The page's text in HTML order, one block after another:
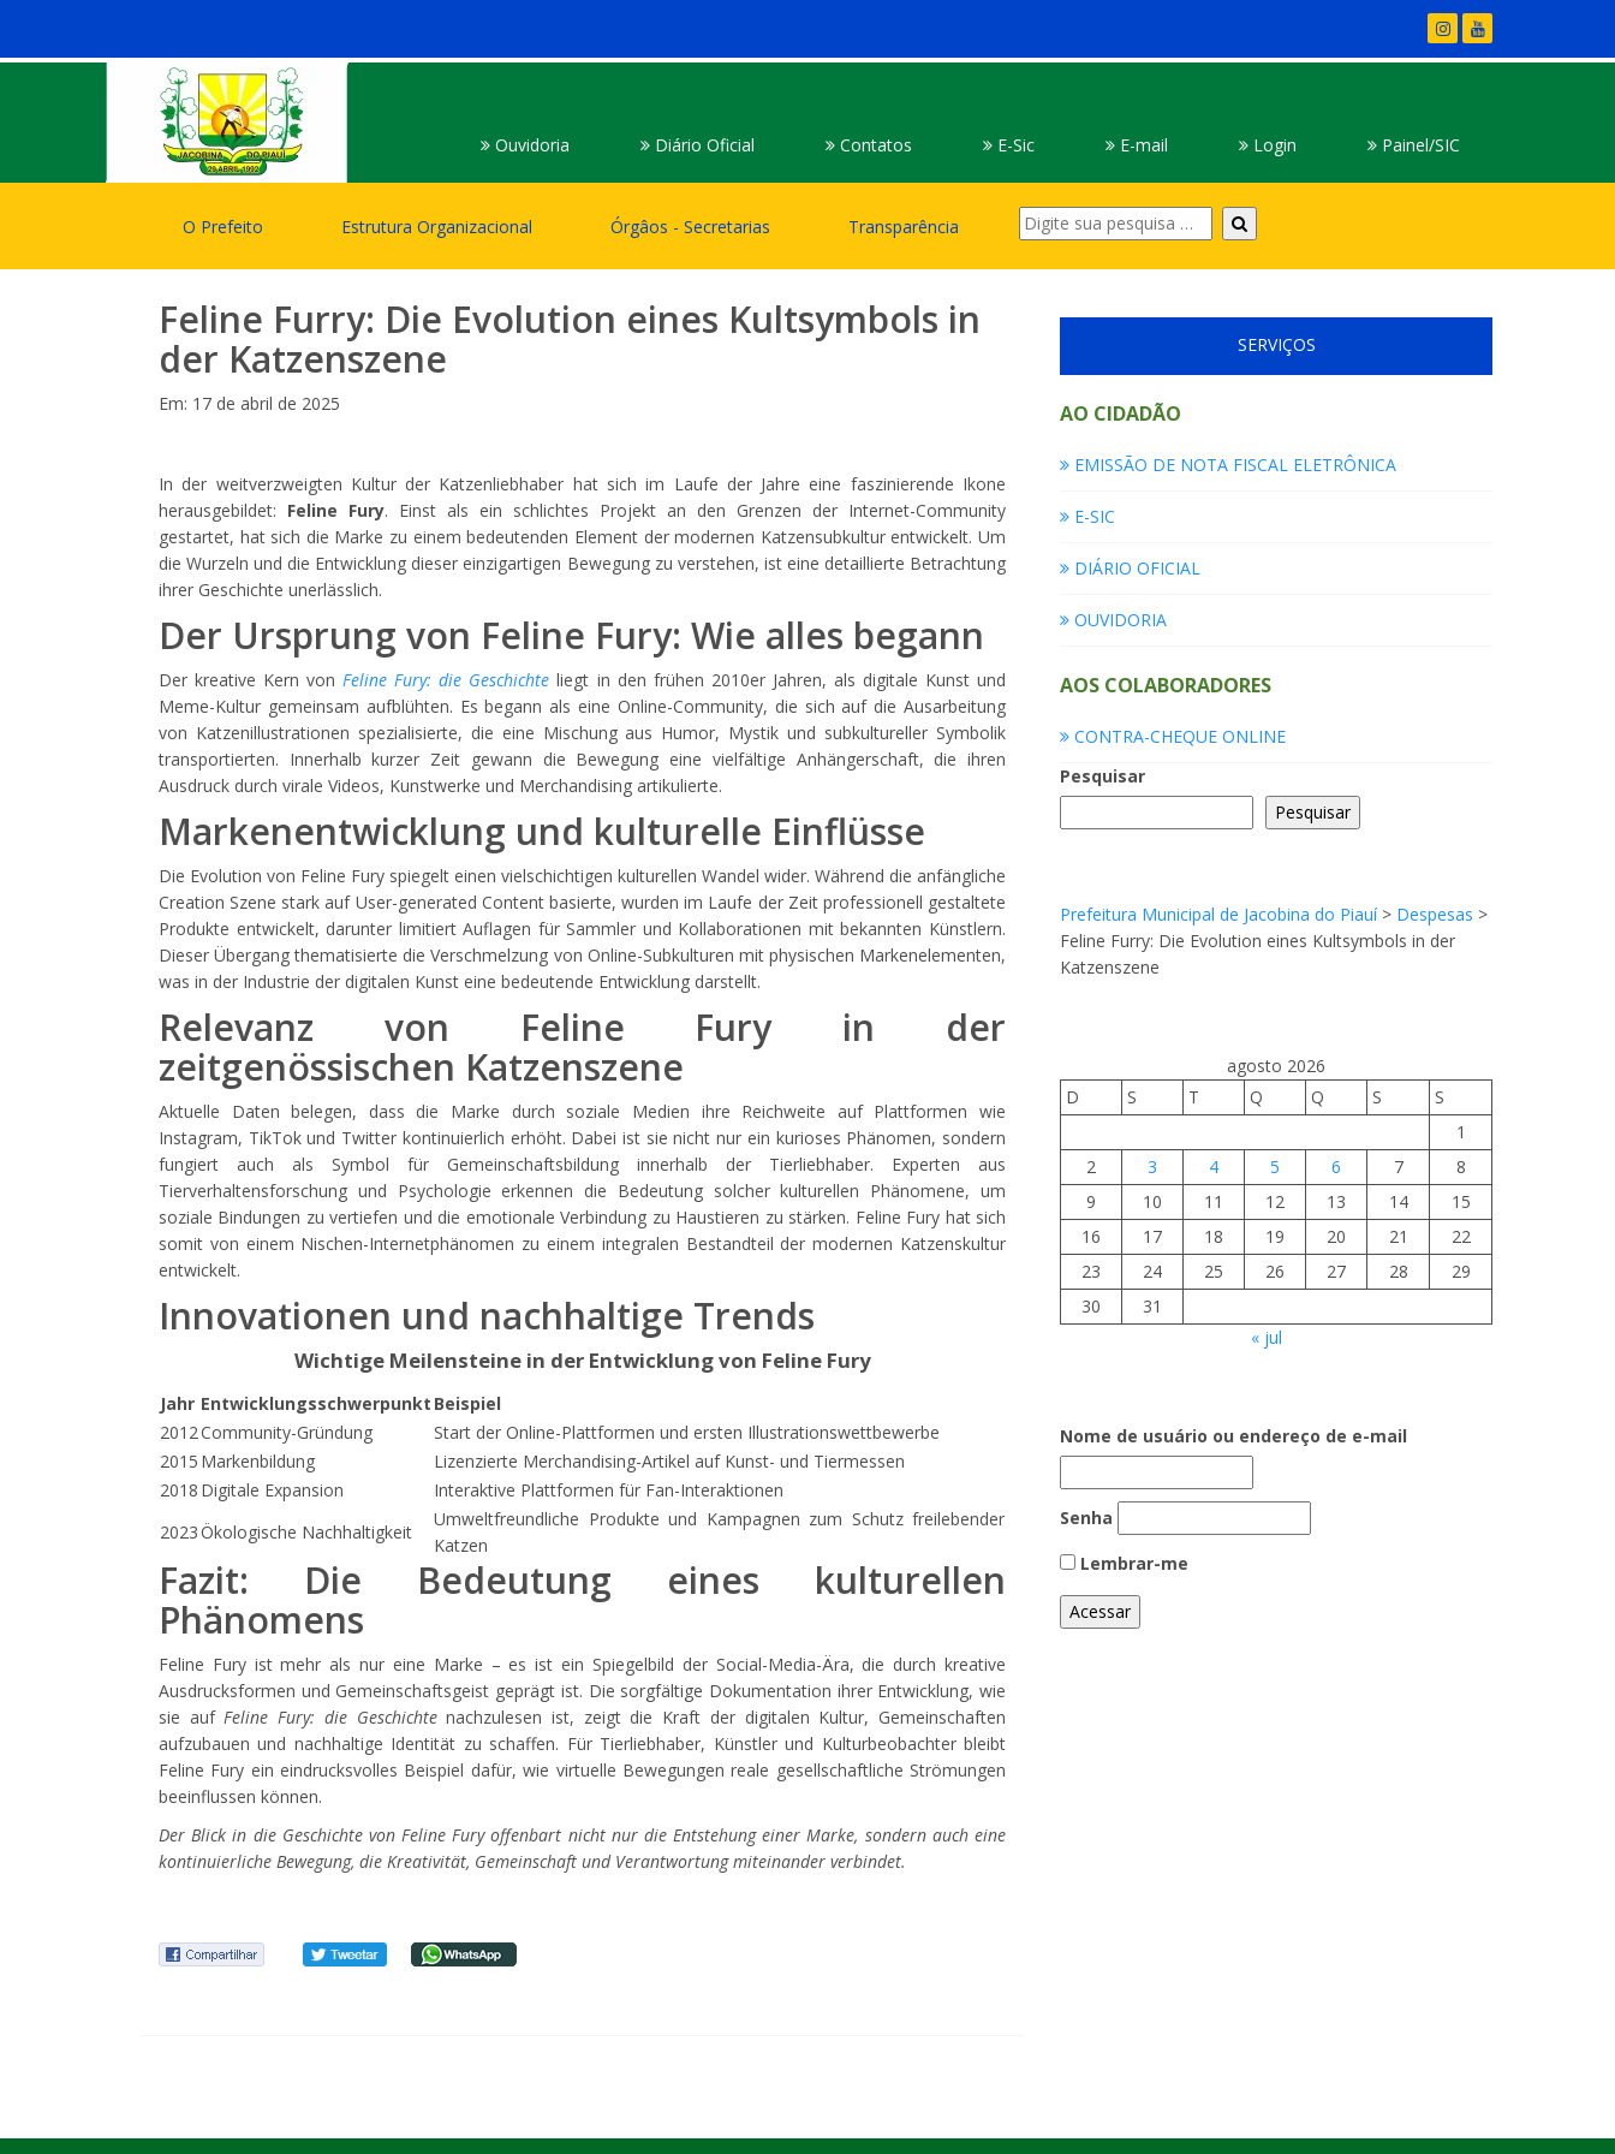
Ouvidoria Diário Oficial Contatos E-Sic E-mail Login Painel/SIC
O Prefeito Estrutura Organizacional Órgâos - Secretarias Transparência
Digite
sua
pesquisa
Feline Furry: Die Evolution eines Kultsymbols in
der Katzenszene
Em: 17 de abril de 2025
In der weitverzweigten Kultur der Katzenliebhaber hat sich im Laufe der Jahre eine faszinierende Ikone
herausgebildet: Feline Fury. Einst als ein schlichtes Projekt an den Grenzen der Internet-Community
gestartet, hat sich die Marke zu einem bedeutenden Element der modernen Katzensubkultur entwickelt. Um
die Wurzeln und die Entwicklung dieser einzigartigen Bewegung zu verstehen, ist eine detaillierte Betrachtung
ihrer Geschichte unerlässlich.
Der Ursprung von Feline Fury: Wie alles begann
Der kreative Kern vonFeline Fury: die Geschichte liegt in den frühen 2010er Jahren, als digitale Kunst und
Meme-Kultur gemeinsam aufblühten. Es begann als eine Online-Community, die sich auf die Ausarbeitung
von Katzenillustrationen spezialisierte, die eine Mischung aus Humor, Mystik und subkultureller Symbolik
transportierten. Innerhalb kurzer Zeit gewann die Bewegung eine vielfältige Anhängerschaft, die ihren
Ausdruck durch virale Videos, Kunstwerke und Merchandising artikulierte.
Markenentwicklung und kulturelle Einflüsse
Die Evolution von Feline Fury spiegelt einen vielschichtigen kulturellen Wandel wider. Während die anfängliche
Creation Szene stark auf User-generated Content basierte, wurden im Laufe der Zeit professionell gestaltete
Produkte entwickelt, darunter limitiert Auflagen für Sammler und Kollaborationen mit bekannten Künstlern.
Dieser Übergang thematisierte die Verschmelzung von Online-Subkulturen mit physischen Markenelementen,
was in der Industrie der digitalen Kunst eine bedeutende Entwicklung darstellt.
Relevanz von Feline Fury in der
zeitgenössischen Katzenszene
Aktuelle Daten belegen, dass die Marke durch soziale Medien ihre Reichweite auf Plattformen wie
Instagram, TikTok und Twitter kontinuierlich erhöht. Dabei ist sie nicht nur ein kurioses Phänomen, sondern
fungiert auch als Symbol für Gemeinschaftsbildung innerhalb der Tierliebhaber. Experten aus
Tierverhaltensforschung und Psychologie erkennen die Bedeutung solcher kulturellen Phänomene, um
soziale Bindungen zu vertiefen und die emotionale Verbindung zu Haustieren zu stärken. Feline Fury hat sich
somit von einem Nischen-Internetphänomen zu einem integralen Bestandteil der modernen Katzenskultur
entwickelt.
Innovationen und nachhaltige Trends
Wichtige Meilensteine in der Entwicklung von Feline Fury
Jahr Entwicklungsschwerpunkt Beispiel
2012Community-Gründung
Start der Online-Plattformen und ersten Illustrationswettbewerbe
2015 Markenbildung
Lizenzierte Merchandising-Artikel auf Kunst- und Tiermessen
2018 Digitale Expansion
Interaktive Plattformen für Fan-Interaktionen
2023Ökologische Nachhaltigkeit
Umweltfreundliche Produkte und Kampagnen zum Schutz freilebender
Katzen
Fazit: Die Bedeutung eines kulturellen
Phänomens
Feline Fury ist mehr als nur eine Marke – es ist ein Spiegelbild der Social-Media-Ära, die durch kreative
Ausdrucksformen und Gemeinschaftsgeist geprägt ist. Die sorgfältige Dokumentation ihrer Entwicklung, wie
sie auf Feline Fury: die Geschichtenachzulesen ist, zeigt die Kraft der digitalen Kultur, Gemeinschaften
aufzubauen und nachhaltige Identität zu schaffen. Für Tierliebhaber, Künstler und Kulturbeobachter bleibt
Feline Fury ein eindrucksvolles Beispiel dafür, wie virtuelle Bewegungen reale gesellschaftliche Strömungen
beeinflussen können.
Der Blick in die Geschichte von Feline Fury offenbart nicht nur die Entstehung einer Marke, sondern auch eine
kontinuierliche Bewegung, die Kreativität, Gemeinschaft und Verantwortung miteinander verbindet.
SERVIÇOS
AO CIDADÃO
EMISSÃO DE NOTA FISCAL ELETRÔNICA
E-SIC
DIÁRIO OFICIAL
OUVIDORIA
AOS COLABORADORES
CONTRA-CHEQUE ONLINE
Pesquisar
Pesquisar
Prefeitura Municipal de Jacobina do Piauí> Despesas >
Feline Furry: Die Evolution eines Kultsymbols in der
Katzenszene
agosto 2026
D
S T Q Q S
S
1
2
3 4 5 6 7
8
9
10 11 12 13 14
15
16
17 18 19 20 21
22
23
24 25 26 27 28
29
30
31
« jul
Nome de usuário ou endereço de e-mail
Senha
Lembrar-me